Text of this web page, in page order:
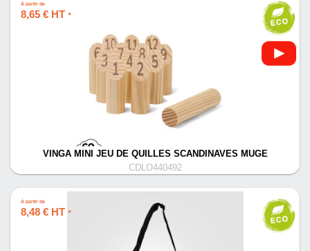
À partir de
8,65 € HT *
VINGA MINI JEU DE QUILLES SCANDINAVES MUGE
CDLO440492
À partir de
8,48 € HT *